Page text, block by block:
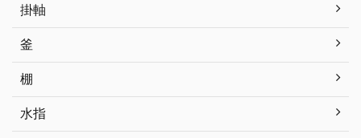
掛軸
釜
棚
水指